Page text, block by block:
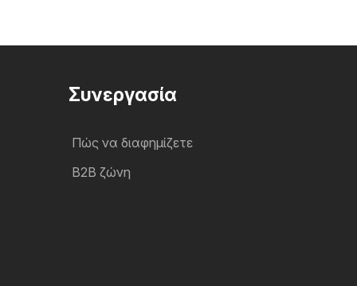
Συνεργασία
Πώς να διαφημίζετε
B2B ζώνη